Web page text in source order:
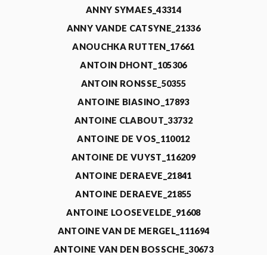
ANNY SYMAES_43314
ANNY VANDE CATSYNE_21336
ANOUCHKA RUTTEN_17661
ANTOIN DHONT_105306
ANTOIN RONSSE_50355
ANTOINE BIASINO_17893
ANTOINE CLABOUT_33732
ANTOINE DE VOS_110012
ANTOINE DE VUYST_116209
ANTOINE DERAEVE_21841
ANTOINE DERAEVE_21855
ANTOINE LOOSEVELDE_91608
ANTOINE VAN DE MERGEL_111694
ANTOINE VAN DEN BOSSCHE_30673